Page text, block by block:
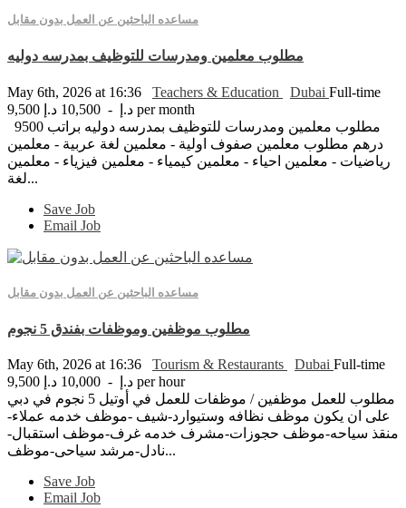
مساعده الباحثين عن العمل بدون مقابل
مطلوب معلمين ومدرسات للتوظيف بمدرسه دوليه
May 6th, 2026 at 16:36 Teachers & Education Dubai Full-time
9,500 د.إ - 10,500 د.إ per month
درهم مطلوب معلمين صفوف اولية - معلمين لغة عربية - معلمين
رياضيات - معلمين احياء - معلمين كيمياء - معلمين فيزياء - معلمين
لغة...
Save Job
Email Job
مساعده الباحثين عن العمل بدون مقابل
مطلوب موظفين وموظفات بفندق 5 نجوم
May 6th, 2026 at 16:36 Tourism & Restaurants Dubai Full-time
9,500 د.إ - 10,000 د.إ per hour
مطلوب للعمل موظفين / موظفات للعمل في أوتيل 5 نجوم في دبي
على ان يكون موظف نظافه وستيوارد-شيف -موظف خدمه عملاء-
منقذ سياحه-موظف حجوزات-مشرف خدمه غرف-موظف استقبال-
نادل-مرشد سياحى-موظف...
Save Job
Email Job